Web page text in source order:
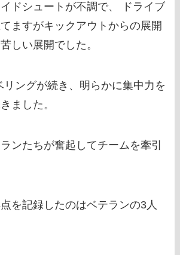
ドシュートが不調で、 ドライブ
ますがキックアウトからの展開
しい展開でした。
リングが続き、明らかに集中力を
ました。
ンたちが奮起してチームを牽引
を記録したのはベテランの3人